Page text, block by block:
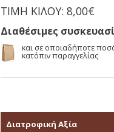
ΤΙΜΗ ΚΙΛΟΥ: 8,00€
Διαθέσιμες
και σε οποιαδήποτε
κατόπιν παραγγελίας
Διατροφική Αξία